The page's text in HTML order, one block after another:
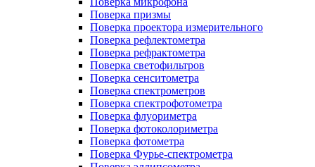
Поверка призмы
Поверка проектора измерительного
Поверка рефлектометра
Поверка рефрактометра
Поверка светофильтров
Поверка сенситометра
Поверка спектрометров
Поверка спектрофотометра
Поверка флуориметра
Поверка фотоколориметра
Поверка фотометра
Поверка Фурье-спектрометра